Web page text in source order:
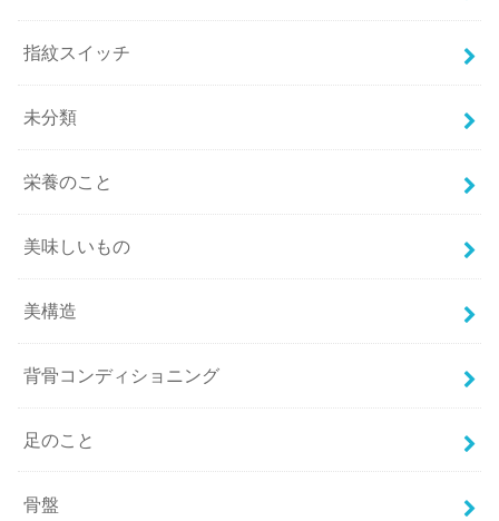
指紋スイッチ
未分類
栄養のこと
美味しいもの
美構造
背骨コンディショニング
足のこと
骨盤